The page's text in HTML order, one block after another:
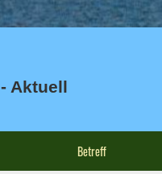
Aktuell
Betreff